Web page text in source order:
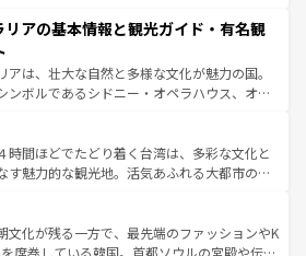
ーリンズでは、音楽と美食が融合した独特の
旅行者はアメリカの各地域で異なる魅力を楽
その多様性と豊かな歴史を感じることができ
でのロードトリップや列車の旅も、アメリカ
せない。また、定番の観光地といえばオアフ
な自然を求めるならマウイ島やカウアイ島が
メラルドグリーンに輝く海をはじめ、豊かな
息づいている。「アロハスピリット」と呼ば
いローカルフードやハワイアンミュージッ
フラダンスなど、すべてがハワイの魅力を彩
れるたびに新しい発見と感動が待っているハ
覧
リアの基本情報と観光ガイド・有名観
アは、壮大な自然と多様な文化が魅力の国。
ンボルであるシドニー・オペラハウス、オー
大陸中央部にそびえるウルル（エアーズロッ
ニアの美しい原生林やケアンズの熱帯雨林な
がたくさん。また、カフェやワイン、オージ
ィビティも充実しており、サーフィンやダイ
キングなど、アウトドア好きにはたまらな
ラリアの多彩な魅力を存分に味わいつくそ
時間ほどでたどり着く台湾は、多彩な文化と
す魅力的な観光地。活気あふれる大都市の台
な山岳地帯である台湾東部など、都市の喧騒
さが共存しており、訪れる人に新しい発見と
してくれる。また、奥深い台湾の食文化も魅
文化が残る一方で、最先端のファッションやK
席巻している韓国。首都ソウルの宮殿や伝統